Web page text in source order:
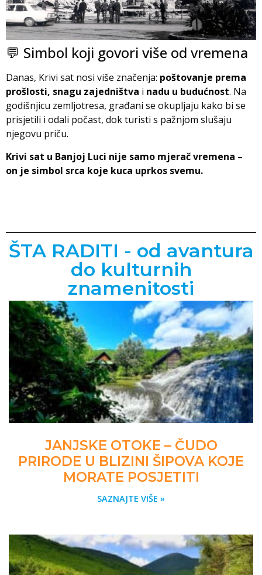
💬 Simbol koji govori više od vremena
Danas, Krivi sat nosi više značenja: poštovanje prema
prošlosti, snagu zajedništva i nadu u budućnost. Na
godišnjicu zemljotresa, građani se okupljaju kako bi se
prisjetili i odali počast, dok turisti s pažnjom slušaju
njegovu priču.
Krivi sat u Banjoj Luci nije samo mjerač vremena –
on je simbol srca koje kuca uprkos svemu.
ŠTA RADITI - od avantura
do kulturnih
znamenitosti
JANJSKE OTOKE – ČUDO
PRIRODE U BLIZINI ŠIPOVA KOJE
MORATE POSJETITI
SAZNAJTE VIŠE »